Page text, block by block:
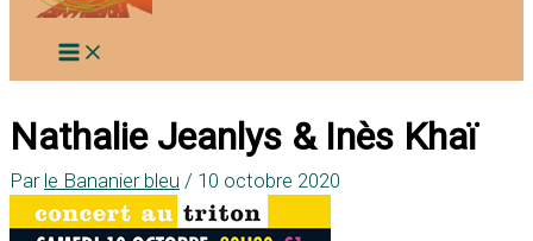
Nathalie Jeanlys & Inès Khaï
Par le Bananier bleu / 10 octobre 2020